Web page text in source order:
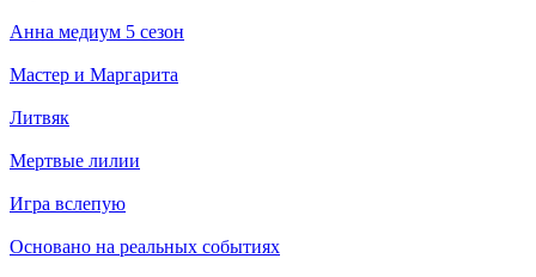
Анна медиум 5 сезон
Мастер и Маргарита
Литвяк
Мертвые лилии
Игра вслепую
Основано на реальных событиях